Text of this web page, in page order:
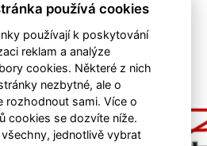
používá cookies
používají k poskytování
reklam a analýze
cookies. Některé z nich
nezbytné, ale o
rozhodnout sami. Více o
cookies se dozvíte níže.
jednotlivě vybrat